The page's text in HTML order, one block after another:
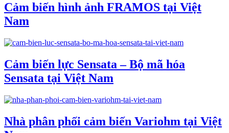
Cảm biến hình ảnh FRAMOS tại Việt
Nam
Cảm biến lực Sensata – Bộ mã hóa
Sensata tại Việt Nam
Nhà phân phối cảm biến Variohm tại Việt